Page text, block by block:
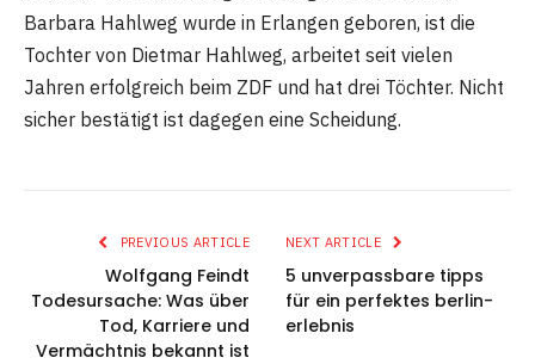
Barbara Hahlweg wurde in Erlangen geboren, ist die
Tochter von Dietmar Hahlweg, arbeitet seit vielen
Jahren erfolgreich beim ZDF und hat drei Töchter. Nicht
sicher bestätigt ist dagegen eine Scheidung.
PREVIOUS ARTICLE
Wolfgang Feindt
Todesursache: Was über
Tod, Karriere und
Vermächtnis bekannt ist
NEXT ARTICLE
5 unverpassbare tipps
für ein perfektes berlin-
erlebnis